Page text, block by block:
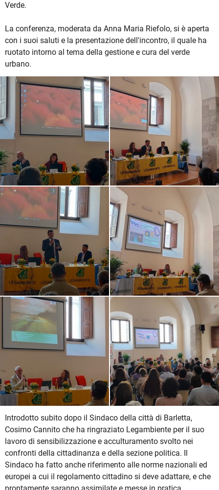
Verde.
La conferenza, moderata da Anna Maria Riefolo, si è aperta
con i suoi saluti e la presentazione dell'incontro, il quale ha
ruotato intorno al tema della gestione e cura del verde
urbano.
Introdotto subito dopo il Sindaco della città di Barletta,
Cosimo Cannito che ha ringraziato Legambiente per il suo
lavoro di sensibilizzazione e acculturamento svolto nei
confronti della cittadinanza e della sezione politica. Il
Sindaco ha fatto anche riferimento alle norme nazionali ed
europei a cui il regolamento cittadino si deve adattare, e che